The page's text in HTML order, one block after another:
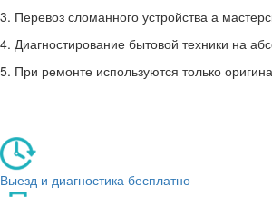
3. Перевоз сломанного устройства а
4. Диагностирование бытовой техники на
5. При ремонте используются только
Выезд и диагностика бесплатно